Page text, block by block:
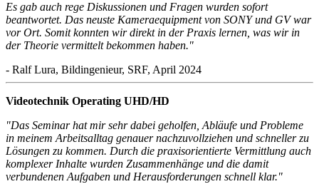
Es gab auch rege Diskussionen und Fragen wurden sofort
beantwortet. Das neuste Kameraequipment von SONY und GV war
vor Ort. Somit konnten wir direkt in der Praxis lernen, was wir in
der Theorie vermittelt bekommen haben."
- Ralf Lura, Bildingenieur, SRF, April 2024
Videotechnik Operating UHD/HD
"Das Seminar hat mir sehr dabei geholfen, Abläufe und Probleme
in meinem Arbeitsalltag genauer nachzuvollziehen und schneller zu
Lösungen zu kommen. Durch die praxisorientierte Vermittlung auch
komplexer Inhalte wurden Zusammenhänge und die damit
verbundenen Aufgaben und Herausforderungen schnell klar."